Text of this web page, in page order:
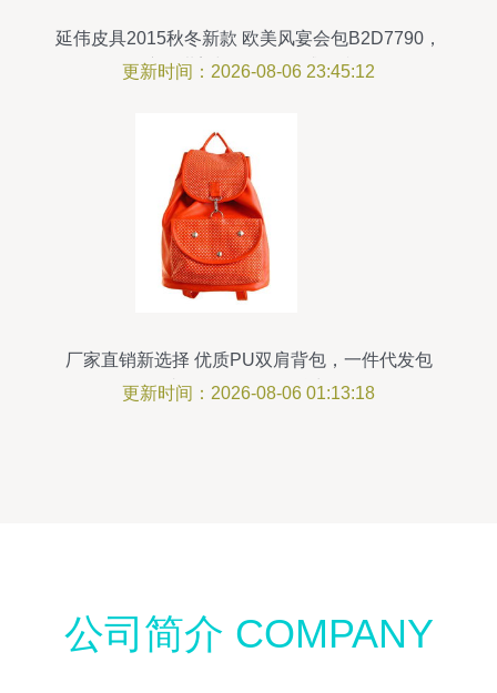
延伟皮具2015秋冬新款 欧美风宴会包B2D7790，
演绎甜美与奢华的灵感碰撞
更新时间：2026-08-06 23:45:12
厂家直销新选择 优质PU双肩背包，一件代发包
邮，红色款尽显魅力
更新时间：2026-08-06 01:13:18
公司简介 COMPANY